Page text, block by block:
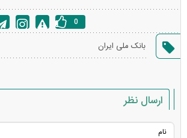
خطا
0
بانک ملی ایران
ارسال نظر